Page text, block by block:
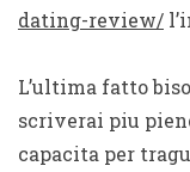
dating-review/
L’ultima fatto
scriverai piu
capacita per